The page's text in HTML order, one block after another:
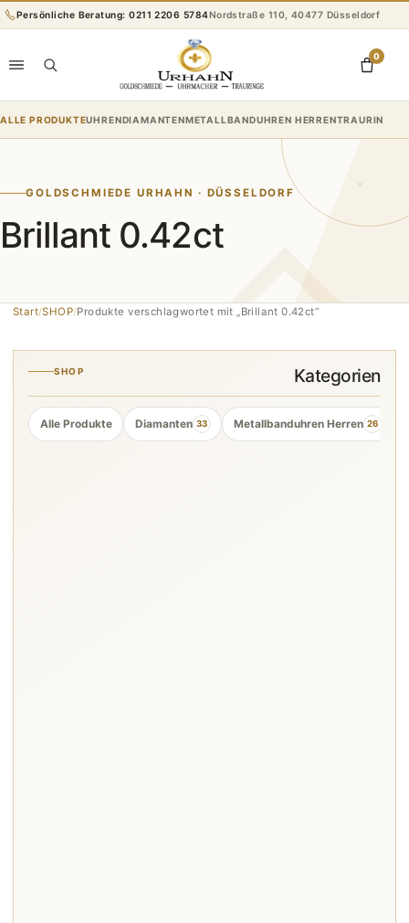
Zum
Inhalt
springen
Persönliche Beratung: 0211 2206 5784Nordstraße 110, 40477 Düsseldorf
0
ALLE PRODUKTEUHRENDIAMANTENMETALLBANDUHREN HERRENTRAURINGE
GOLDSCHMIEDE URHAHN · DÜSSELDORF
Brillant 0.42ct
Start/SHOP/Produkte verschlagwortet mit „Brillant 0.42ct“
SHOP Kategorien
Alle Produkte Diamanten 33 Metallbanduhren Herren 26